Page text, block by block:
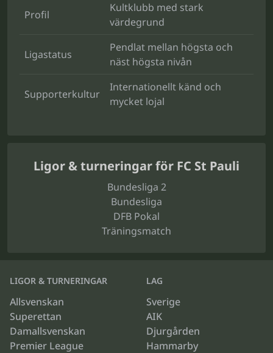
Profil
Kultklubb med stark
värdegrund
Ligastatus
Pendlat mellan högsta och
näst högsta nivån
Supporterkultur
Internationellt känd och
mycket lojal
Ligor & turneringar för FC St Pauli
Bundesliga 2
Bundesliga
DFB Pokal
Träningsmatch
LIGOR & TURNERINGAR
Allsvenskan
Superettan
Damallsvenskan
Premier League
LAG
Sverige
AIK
Djurgården
Hammarby